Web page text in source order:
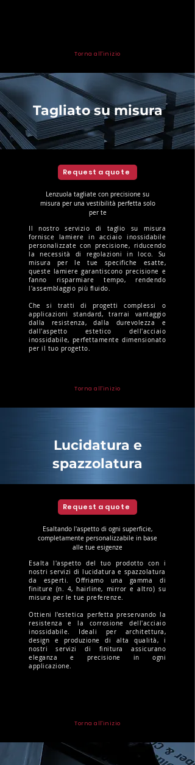
Torna all'inizio
Tagliato su misura
Request a quote
Lenzuola tagliate con precisione su
misura per una vestibilità perfetta solo
per te
Il nostro servizio di taglio su misura
fornisce lamiere in acciaio inossidabile
personalizzate con precisione, riducendo
la necessità di regolazioni in loco. Su
misura per le tue specifiche esatte,
queste lamiere garantiscono precisione e
fanno risparmiare tempo, rendendo
l'assemblaggio più fluido.
Che si tratti di progetti complessi o
applicazioni standard, trarrai vantaggio
dalla resistenza, dalla durevolezza e
dall'aspetto estetico dell'acciaio
inossidabile, perfettamente dimensionato
per il tuo progetto.
Torna all'inizio
Lucidatura e
spazzolatura
Request a quote
Esaltando l'aspetto di ogni superficie,
completamente personalizzabile in base
alle tue esigenze
Esalta l'aspetto del tuo prodotto con i
nostri servizi di lucidatura e spazzolatura
da esperti. Offriamo una gamma di
finiture (n. 4, hairline, mirror e altro) su
misura per le tue preferenze.
Ottieni l'estetica perfetta preservando la
resistenza e la corrosione dell'acciaio
inossidabile. Ideali per architettura,
design e produzione di alta qualità, i
nostri servizi di finitura assicurano
eleganza e precisione in ogni
applicazione.
Torna all'inizio